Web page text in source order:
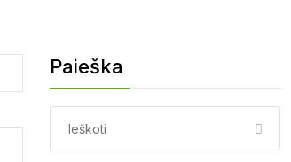
Paieška